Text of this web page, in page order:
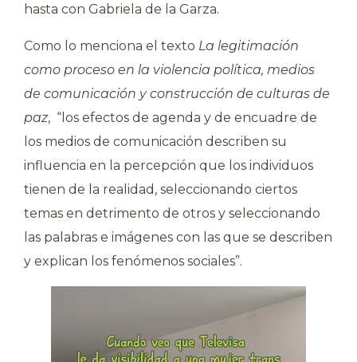
hasta con Gabriela de la Garza.
Como lo menciona el texto La legitimación
como proceso en la violencia política, medios
de comunicación y construcción de culturas de
paz, “los efectos de agenda y de encuadre de
los medios de comunicación describen su
influencia en la percepción que los individuos
tienen de la realidad, seleccionando ciertos
temas en detrimento de otros y seleccionando
las palabras e imágenes con las que se describen
y explican los fenómenos sociales”.